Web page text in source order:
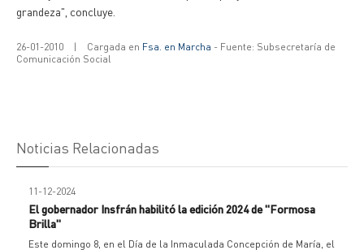
grandeza", concluye.
26-01-2010 | Cargada en Fsa. en Marcha - Fuente: Subsecretaría de
Comunicación Social
Noticias Relacionadas
11-12-2024
El gobernador Insfrán habilitó la edición 2024 de "Formosa
Brilla"
Este domingo 8, en el Día de la Inmaculada Concepción de María, el